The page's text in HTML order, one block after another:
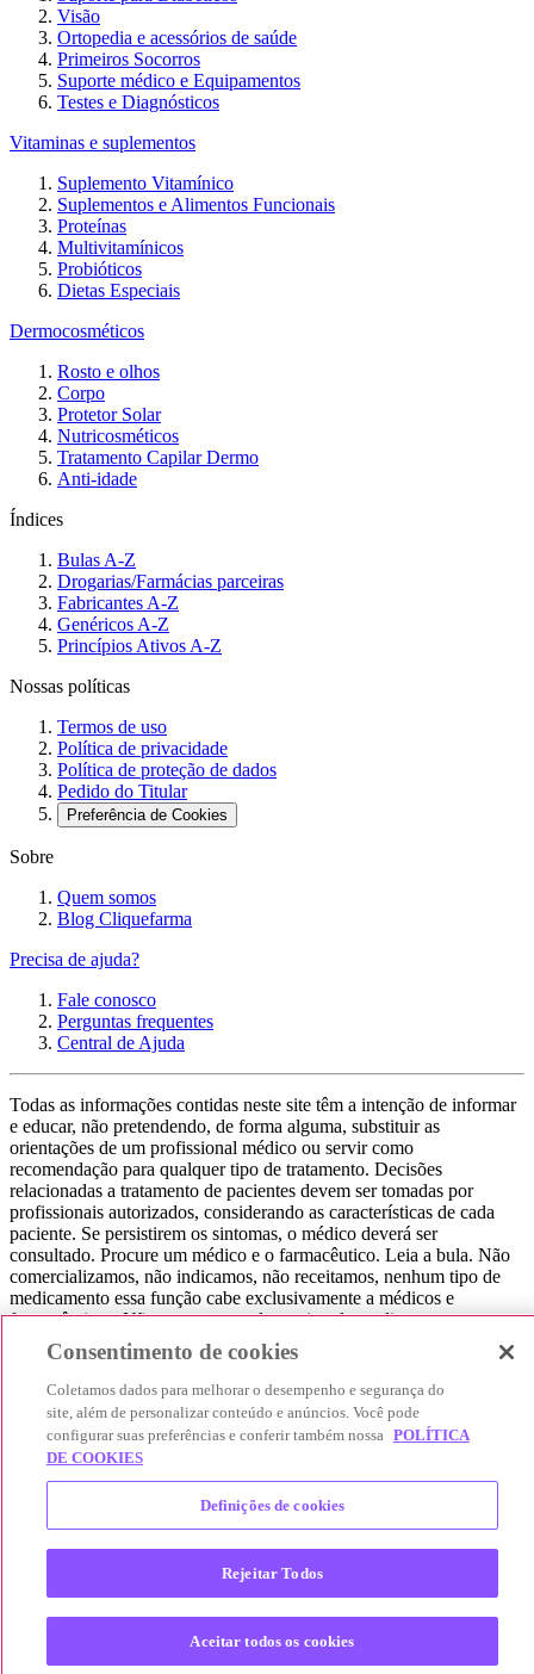
Visão
Ortopedia e acessórios de saúde
Primeiros Socorros
Suporte médico e Equipamentos
Testes e Diagnósticos
Vitaminas e suplementos
Suplemento Vitamínico
Suplementos e Alimentos Funcionais
Proteínas
Multivitamínicos
Probióticos
Dietas Especiais
Dermocosméticos
Rosto e olhos
Corpo
Protetor Solar
Nutricosméticos
Tratamento Capilar Dermo
Anti-idade
Índices
Bulas A-Z
Drogarias/Farmácias parceiras
Fabricantes A-Z
Genéricos A-Z
Princípios Ativos A-Z
Nossas políticas
Termos de uso
Política de privacidade
Política de proteção de dados
Pedido do Titular
Preferência de Cookies
Sobre
Quem somos
Blog Cliquefarma
Precisa de ajuda?
Fale conosco
Perguntas frequentes
Central de Ajuda
Todas as informações contidas neste site têm a intenção de informar
e educar, não pretendendo, de forma alguma, substituir as
orientações de um profissional médico ou servir como
recomendação para qualquer tipo de tratamento. Decisões
relacionadas a tratamento de pacientes devem ser tomadas por
profissionais autorizados, considerando as características de cada
paciente. Se persistirem os sintomas, o médico deverá ser
consultado. Procure um médico e o farmacêutico. Leia a bula. Não
comercializamos, não indicamos, não receitamos, nenhum tipo de
medicamento essa função cabe exclusivamente a médicos e
farmacêuticos. Não consuma qualquer tipo de medicamento sem
consultar seu médico. Não somos uma loja ou marketplace, ou seja,
não realizamos a venda de medicamentos, apenas contribuímos para
que você encontre o preço mais barato, comparando os preços de
produtos farmacêuticos. Contribuímos e damos auxílio para que sua
experiência seja bem-sucedida, mas a finalização da compra
acontece nos sites das nossas lojas parceiras.
© 2025 Afya Participações S.A. - todos os direitos reservados.
Alameda Lorena, 269 - Jardim Paulista - São Paulo / SP - CEP.:
01424-001 - CNPJ 23.399.329/0002-53.
Consentimento de cookies
Coletamos dados para melhorar o desempenho e segurança do
site, além de personalizar conteúdo e anúncios. Você pode
configurar suas preferências e conferir também nossa POLÍTICA
DE COOKIES
Definições de cookies
Rejeitar Todos
Aceitar todos os cookies